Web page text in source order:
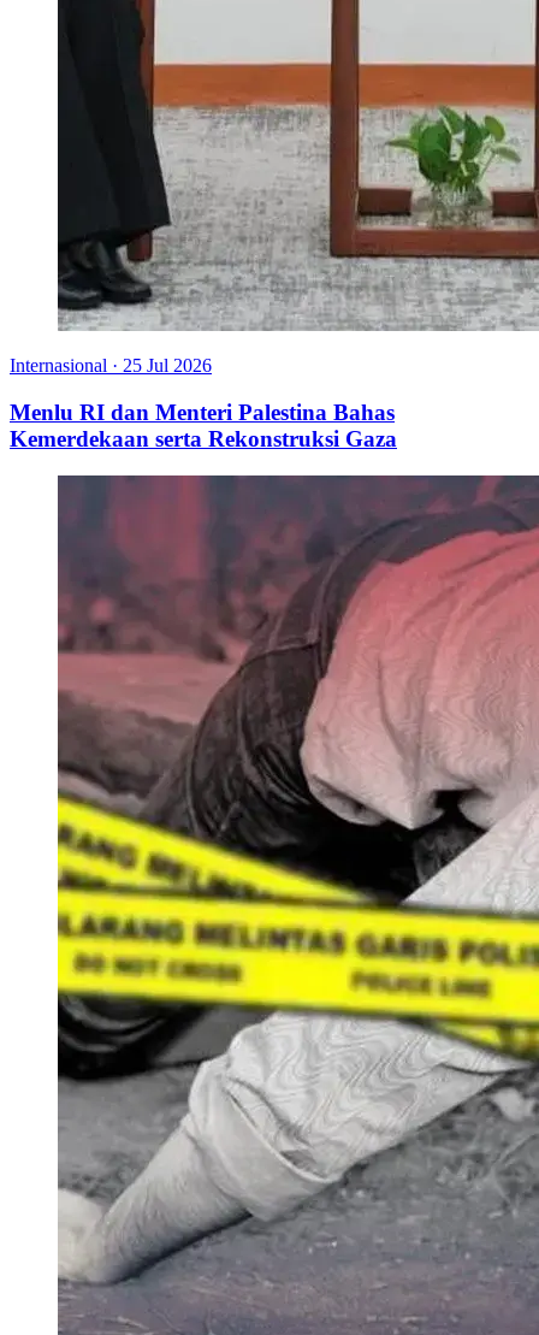
Internasional · 25 Jul 2026
Menlu RI dan Menteri Palestina Bahas
Kemerdekaan serta Rekonstruksi Gaza